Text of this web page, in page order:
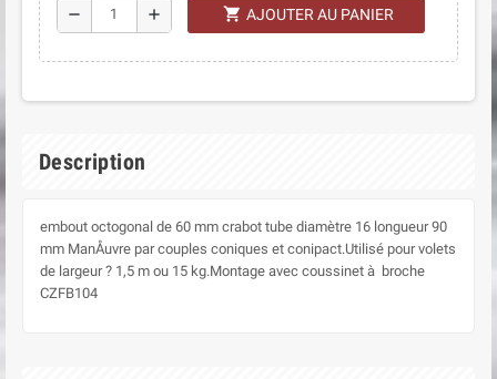
remove add shopping_cart AJOUTER AU PANIER
Description
embout octogonal de 60 mm crabot tube diamètre 16 longueur 90
mm ManÅuvre par couples coniques et conipact.Utilisé pour volets
de largeur ? 1,5 m ou 15 kg.Montage avec coussinet à broche
CZFB104